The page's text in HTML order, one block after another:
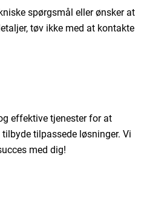
spørgsmål eller ønsker at
tøv ikke med at kontakte
effektive tjenester for at
tilpassede løsninger. Vi
med dig!